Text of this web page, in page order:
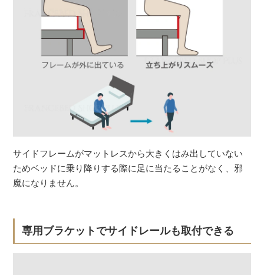
サイドフレームがマットレスから大きくはみ出していない
ためベッドに乗り降りする際に足に当たることがなく、邪
魔になりません。
専用ブラケットでサイドレールも取付できる